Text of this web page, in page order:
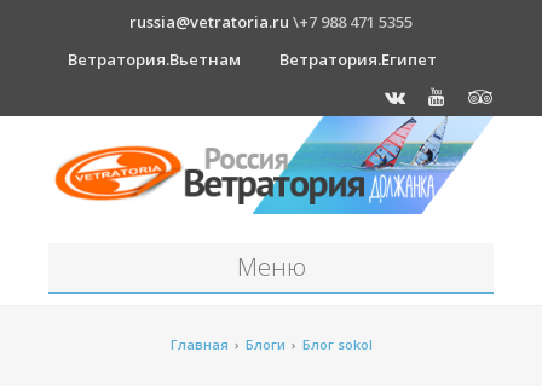
russia@vetratoria.ru \+7 988 471 5355
Ветратория.Вьетнам
Ветратория.Египет
Меню
Главная › Блоги › Блог sokol